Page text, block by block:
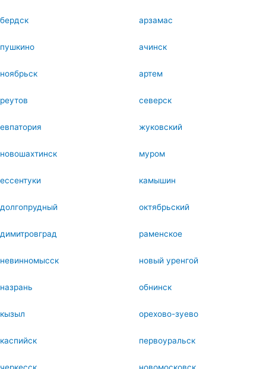
бердск арзамас
пушкино ачинск
ноябрьск артем
реутов северск
евпатория жуковский
новошахтинск муром
ессентуки камышин
долгопрудный октябрьский
димитровград раменское
невинномысск новый уренгой
назрань обнинск
кызыл орехово-зуево
каспийск первоуральск